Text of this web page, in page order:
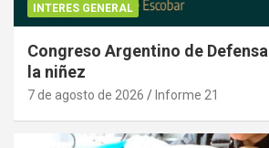
INTERES GENERAL
Congreso Argentino de
la niñez
7 de agosto de 2026 Informe 21